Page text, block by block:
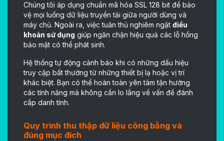
Chúng tôi áp dụng chuẩn mã hóa SSL 128 bit để bảo
vệ mọi luồng dữ liệu truyền tải giữa người dùng và
máy chủ. Ngoài ra, việc tuân thủ nghiêm ngặt điều
khoản sử dụng giúp ngăn chặn hiệu quả các lỗ hổng
bảo mật có thể phát sinh.
Hệ thống tự động cảnh báo khi có những dấu hiệu
truy cập bất thường từ những thiết bị lạ hoặc vị trí
khác biệt. Bạn có thể hoàn toàn yên tâm tận hưởng
các tính năng mà không cần lo lắng về vấn đề đánh
cắp danh tính.
Quy trình thu thập dữ liệu công bằng và
đúng mục đích